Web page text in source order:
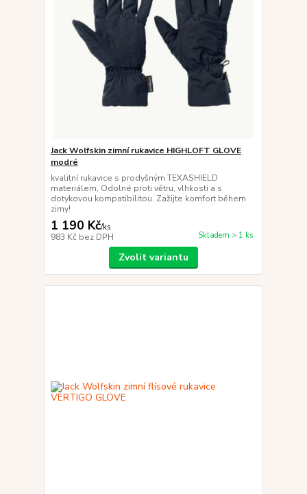
Jack Wolfskin zimní rukavice HIGHLOFT GLOVE
modré
kvalitní rukavice s prodyšným TEXASHIELD
materiálem, Odolné proti větru, vlhkosti a s
dotykovou kompatibilitou. Zažijte komfort během
zimy!
1 190 Kč/ks
983 Kč bez DPH Skladem > 1 ks
Zvolit variantu